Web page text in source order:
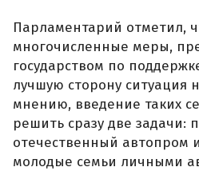
Парламентарий отметил,
многочисленные меры,
государством по
лучшую сторону ситуация
мнению, введение таких
решить сразу две задачи:
отечественный автопром
молодые семьи личными